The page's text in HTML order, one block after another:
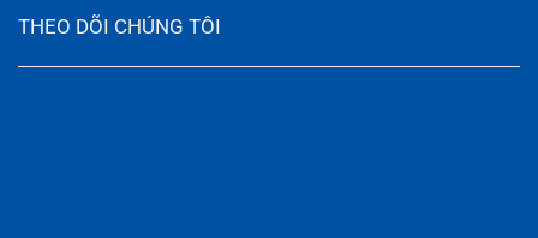
THEO DÕI CHÚNG TÔI